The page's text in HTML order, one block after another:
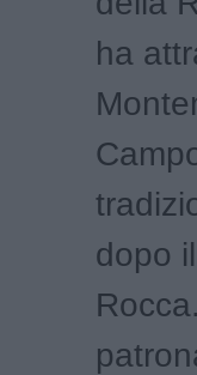
ha
dopo